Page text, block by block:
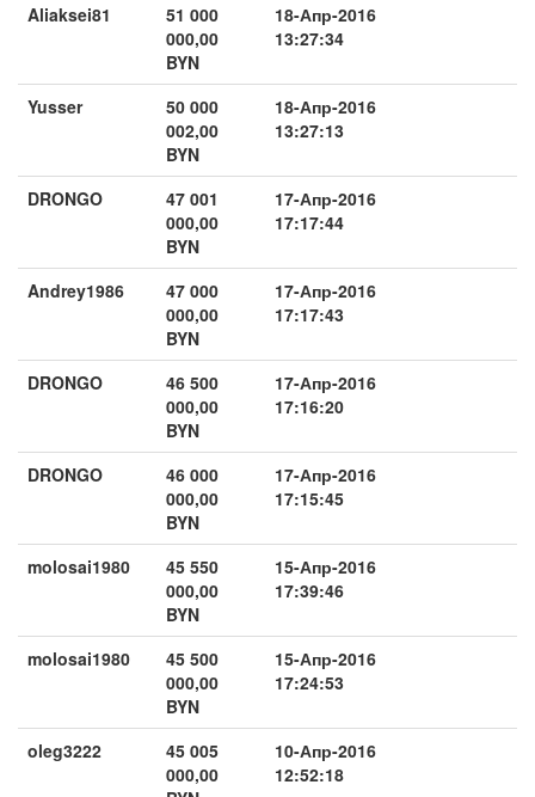
Aliaksei81
51 000
000,00
BYN
18-Апр-2016
13:27:34
Yusser
50 000
002,00
BYN
18-Апр-2016
13:27:13
DRONGO
47 001
000,00
BYN
17-Апр-2016
17:17:44
Andrey1986
47 000
000,00
BYN
17-Апр-2016
17:17:43
DRONGO
46 500
000,00
BYN
17-Апр-2016
17:16:20
DRONGO
46 000
000,00
BYN
17-Апр-2016
17:15:45
molosai1980
45 550
000,00
BYN
15-Апр-2016
17:39:46
molosai1980
45 500
000,00
BYN
15-Апр-2016
17:24:53
oleg3222
45 005
000,00
10-Апр-2016
12:52:18